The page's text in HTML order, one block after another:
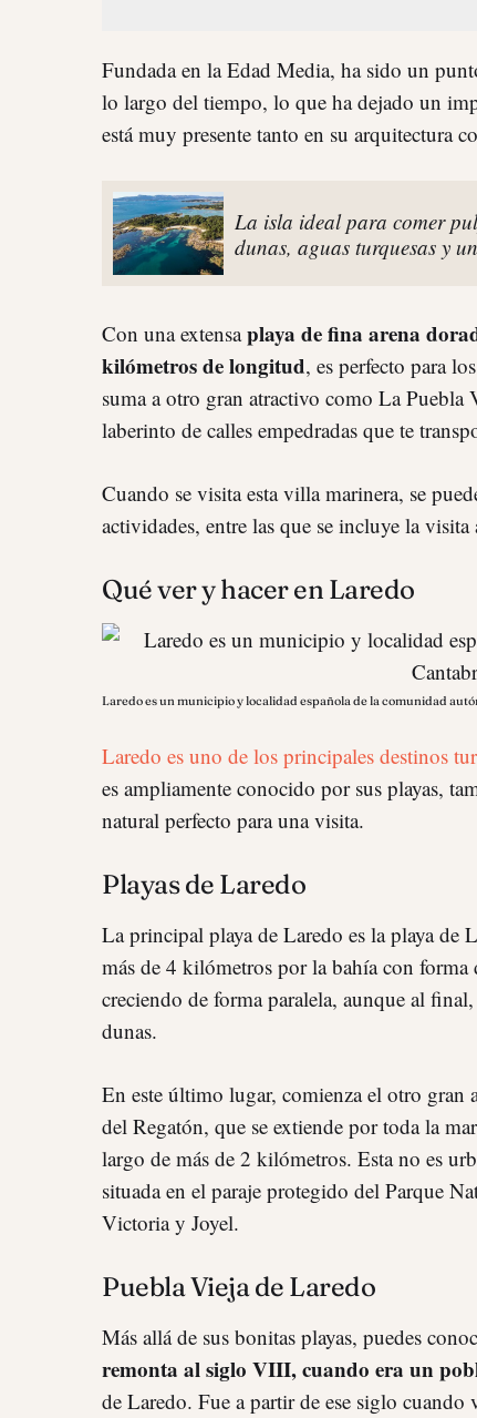
Fundada en la Edad Media, ha sido un
lo largo del tiempo, lo que ha dejado un
está muy presente tanto en su arquitectura
La isla ideal para comer
dunas, aguas turquesas y
Con una extensaplaya de fina arena
kilómetros de longitud, es perfecto para
suma a otro gran atractivo como La
laberinto de calles empedradas que te
Cuando se visita esta villa marinera, se
actividades, entre las que se incluye la visita
Qué ver y hacer en Laredo
Laredo es un municipio y localidad española de la comunidad
Laredo es uno de los principales destinos
es ampliamente conocido por sus playas,
natural perfecto para una visita.
Playas de Laredo
La principal playa de Laredo es la playa de
más de 4 kilómetros por la bahía con
creciendo de forma paralela, aunque al
dunas.
En este último lugar, comienza el otro gran
del Regatón, que se extiende por toda la
largo de más de 2 kilómetros. Esta no es
situada en el paraje protegido del Parque
Victoria y Joyel.
Puebla Vieja de Laredo
Más allá de sus bonitas playas, puedes
remonta al siglo VIII, cuando era un
de Laredo. Fue a partir de ese siglo cuando